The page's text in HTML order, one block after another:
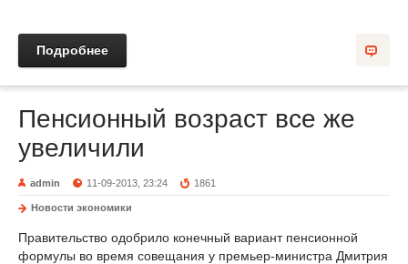
Подробнее
Пенсионный возраст все же
увеличили
admin 11-09-2013, 23:24 1861
Новости экономики
Правительство одобрило конечный вариант пенсионной
формулы во время совещания у премьер-министра Дмитрия